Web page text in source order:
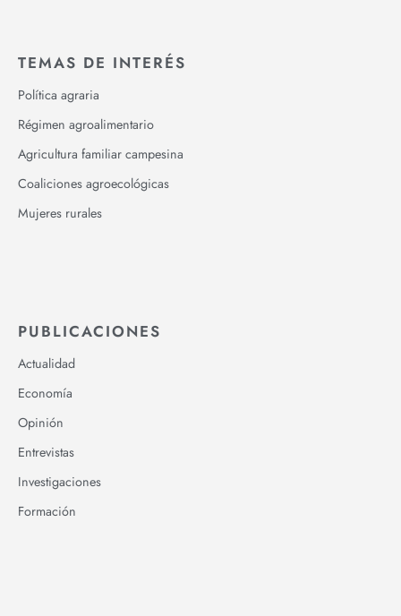
TEMAS DE INTERÉS
Política agraria
Régimen agroalimentario
Agricultura familiar campesina
Coaliciones agroecológicas
Mujeres rurales
PUBLICACIONES
Actualidad
Economía
Opinión
Entrevistas
Investigaciones
Formación